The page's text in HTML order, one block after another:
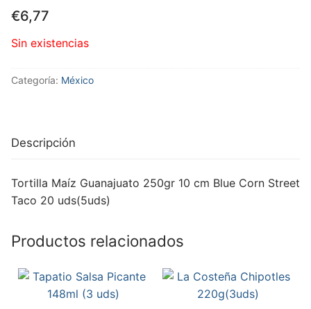
€6,77
Sin existencias
Categoría: México
Descripción
Tortilla Maíz Guanajuato 250gr 10 cm Blue Corn Street
Taco 20 uds(5uds)
Productos relacionados